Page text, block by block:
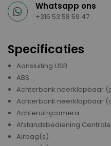
Whatsapp ons
+316 53 58 59 47
Specificaties
Aansluiting USB
ABS
Achterbank neerklapbaar
Achterbank neerklapbaar
Achteruitrijcamera
Afstandsbediening
Airbag(s)